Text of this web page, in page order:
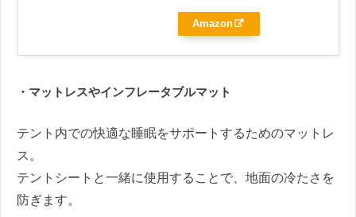
Amazon
・マットレスやインフレータブルマット
テント内での快適な睡眠をサポートするためのマットレ
ス。
テントシートと一緒に使用することで、地面の冷たさを
防ぎます。